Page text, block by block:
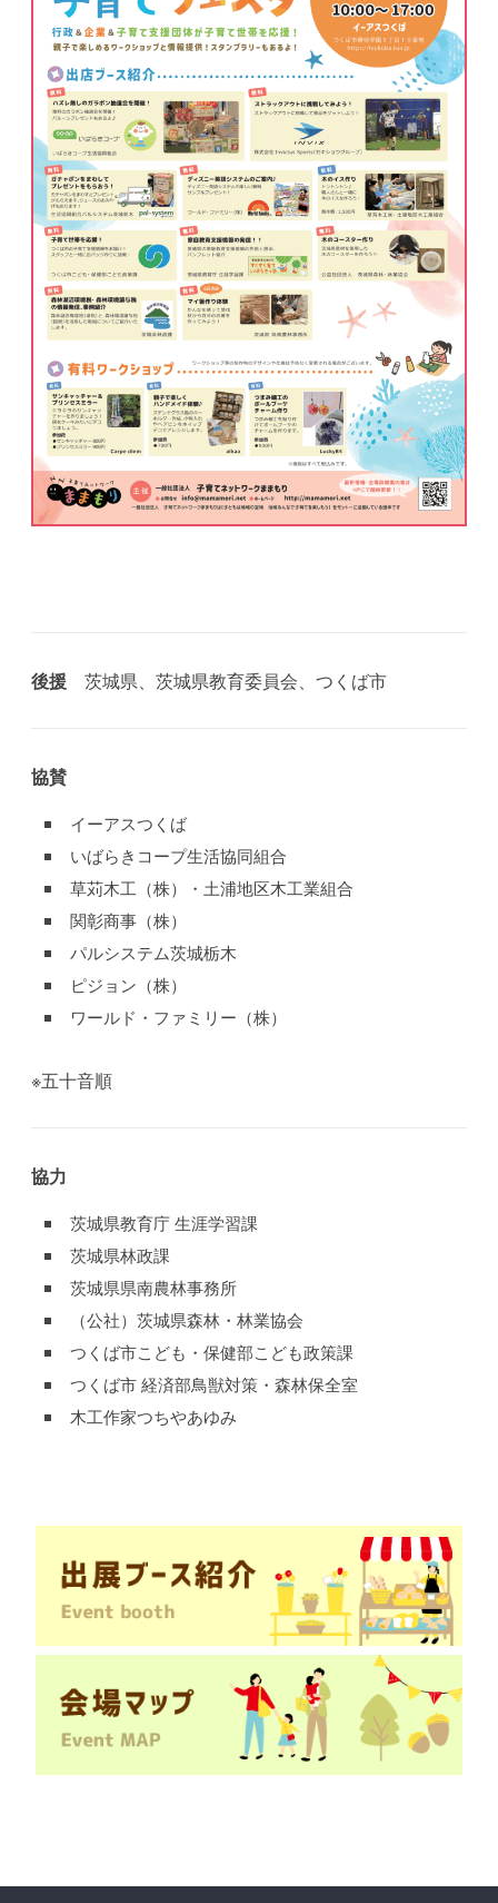
後援茨城県、茨城県教育委員会、つくば市
協賛
イーアスつくば
いばらきコープ生活協同組合
草苅木工（株）・土浦地区木工業組合
関彰商事（株）
パルシステム茨城栃木
ピジョン（株）
ワールド・ファミリー（株）
※五十音順
協力
茨城県教育庁 生涯学習課
茨城県林政課
茨城県県南農林事務所
（公社）茨城県森林・林業協会
つくば市こども・保健部こども政策課
つくば市 経済部鳥獣対策・森林保全室
木工作家つちやあゆみ